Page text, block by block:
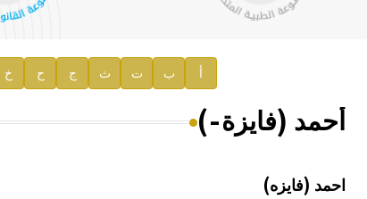
إعلان..
هيئة الموسوعة العربية تطلق موسوعات جديدة في عام
أ ب ت ث ج ح خ
أحمد (فايزة-)
احمد (فايزه)